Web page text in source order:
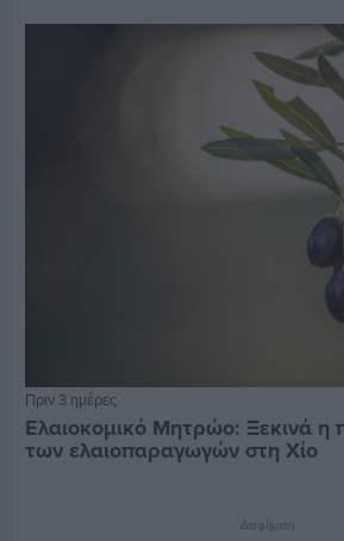
Πριν 3 ημέρες
Ελαιοκομικό Μητρώο: Ξεκινά η
των ελαιοπαραγωγών στη Χίο
Διαφήμιση